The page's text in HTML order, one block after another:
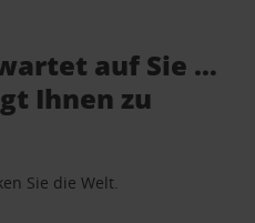
auf Sie …
Ihnen zu
Sie die Welt.